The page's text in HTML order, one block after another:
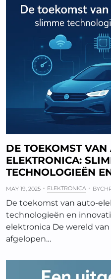
DE TOEKOMST VAN
ELEKTRONICA:
TECHNOLOGIEËN
MAY 19, 2025 ELEKTRONICA BY
De toekomst van auto-
technologieën en
elektronica De wereld
afgelopen…